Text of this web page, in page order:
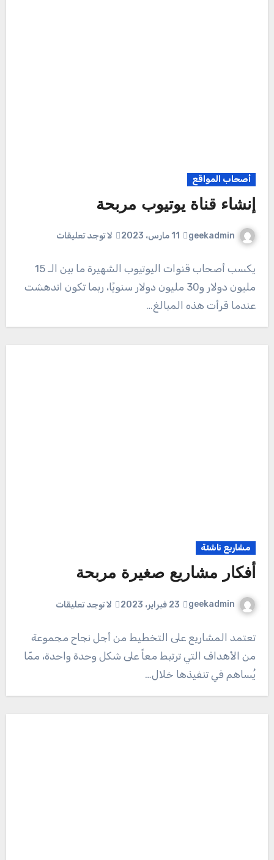
أصحاب المواقع
إنشاء قناة يوتيوب مربحة
geekadmin 11 مارس، 2023 لا توجد تعليقات
يكسب أصحاب قنوات اليوتيوب الشهيرة ما بين الـ 15
مليون دولار و30 مليون دولار سنويًا، ربما تكون اندهشت
عندما قرأت هذه المبالغ…
مشاريع ناشئة
أفكار مشاريع صغيرة مربحة
geekadmin 23 فبراير، 2023 لا توجد تعليقات
تعتمد المشاريع على التخطيط من أجل نجاح مجموعة
من الأهداف التي ترتبط معاً على شكل وحدة واحدة، ممّا
يُساهم في تنفيذها خلال…